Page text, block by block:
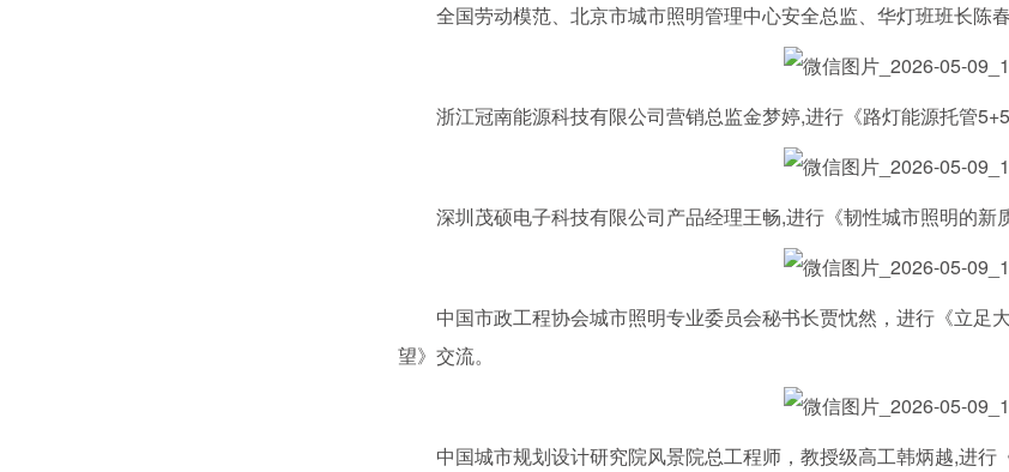
全国劳动模范、北京市城市照明管理中心安全总监、华灯班班长陈春
浙江冠南能源科技有限公司营销总监金梦婷,进行《路灯能源托管5+5
深圳茂硕电子科技有限公司产品经理王畅,进行《韧性城市照明的新质
中国市政工程协会城市照明专业委员会秘书长贾忱然，进行《立足
望》交流。
中国城市规划设计研究院风景院总工程师，教授级高工韩炳越,进行